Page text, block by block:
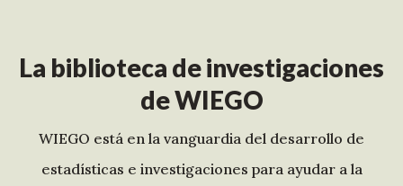
La biblioteca de investigaciones
de WIEGO
WIEGO está en la vanguardia del desarrollo de
estadísticas e investigaciones para ayudar a la